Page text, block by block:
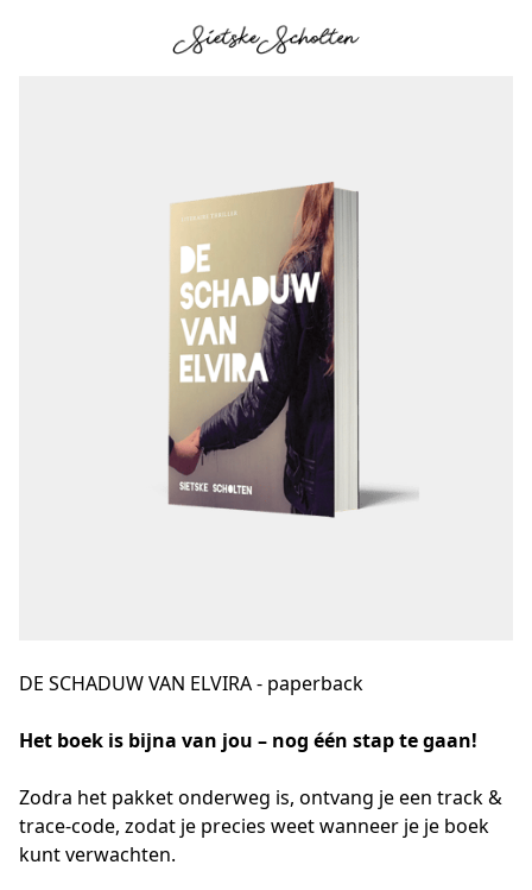
DE SCHADUW VAN ELVIRA - paperback
Het boek is bijna van jou – nog één stap te gaan!
Zodra het pakket onderweg is, ontvang je een track &
trace-code, zodat je precies weet wanneer je je boek
kunt verwachten.